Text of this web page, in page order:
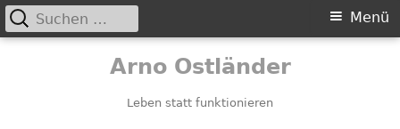
Arno Ostländer
Leben statt funktionieren
Primäres
Menü
Suchen
nach: